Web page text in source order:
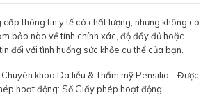
thông tin y tế có chất lượng, nhưng không có
bảo nào về tính chính xác, độ đầy đủ hoặc
đối với tình huống sức khỏe cụ thể của bạn.
khoa Da liễu & Thẩm mỹ Pensilia – Được
hoạt động: Số Giấy phép hoạt động: